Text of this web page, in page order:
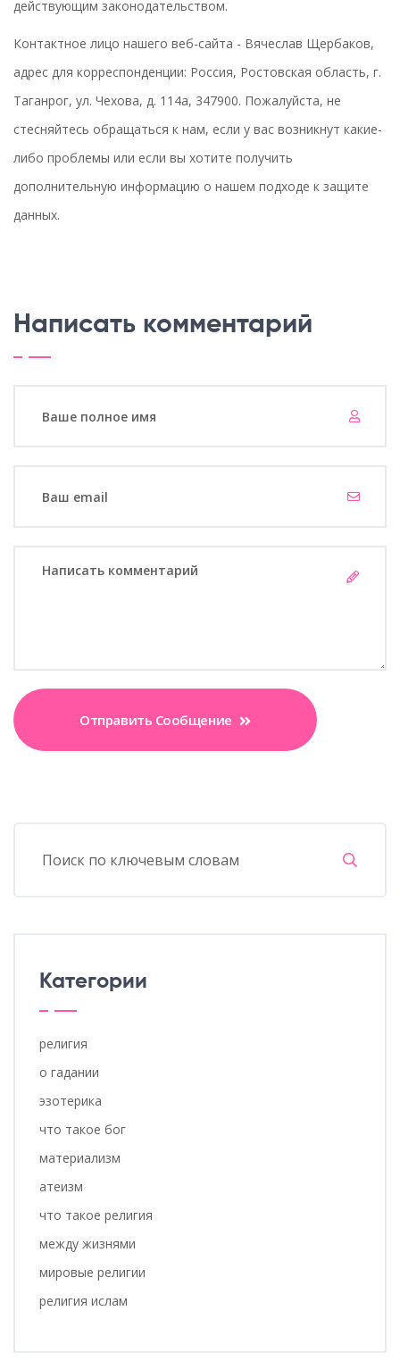
действующим законодательством.
Контактное лицо нашего веб-сайта - Вячеслав Щербаков,
адрес для корреспонденции: Россия, Ростовская область, г.
Таганрог, ул. Чехова, д. 114а, 347900. Пожалуйста, не
стесняйтесь обращаться к нам, если у вас возникнут какие-
либо проблемы или если вы хотите получить
дополнительную информацию о нашем подходе к защите
данных.
Написать комментарий
Отправить Сообщение
Категории
религия
о гадании
эзотерика
что такое бог
материализм
атеизм
что такое религия
между жизнями
мировые религии
религия ислам